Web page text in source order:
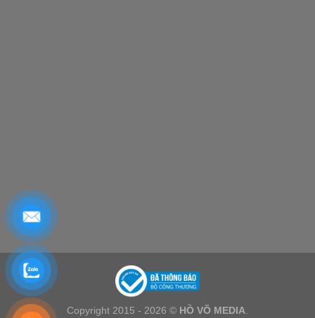
Copyright 2015 - 2026 © HỒ VÕ MEDIA